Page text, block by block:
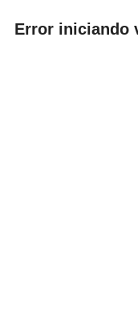
Error iniciando